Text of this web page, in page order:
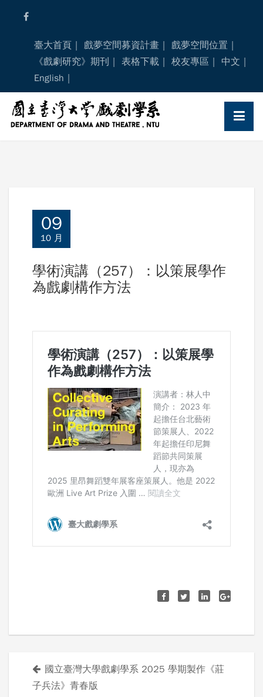
臺大首頁 戲夢空間募資計畫
戲夢空間位置
《戲劇研究》期刊
表格下載 校友專區
中文
English
09
10 月
學術演講（257）：以策展學作
為戲劇構作方法
國立臺灣大學戲劇學系 2025 學期製作《莊
子兵法》青春版